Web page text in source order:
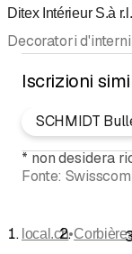
Ditex Intérieur S.à r.l.
Iscrizioni
SCHMIDT
* non desidera
Fonte:
local.ch•